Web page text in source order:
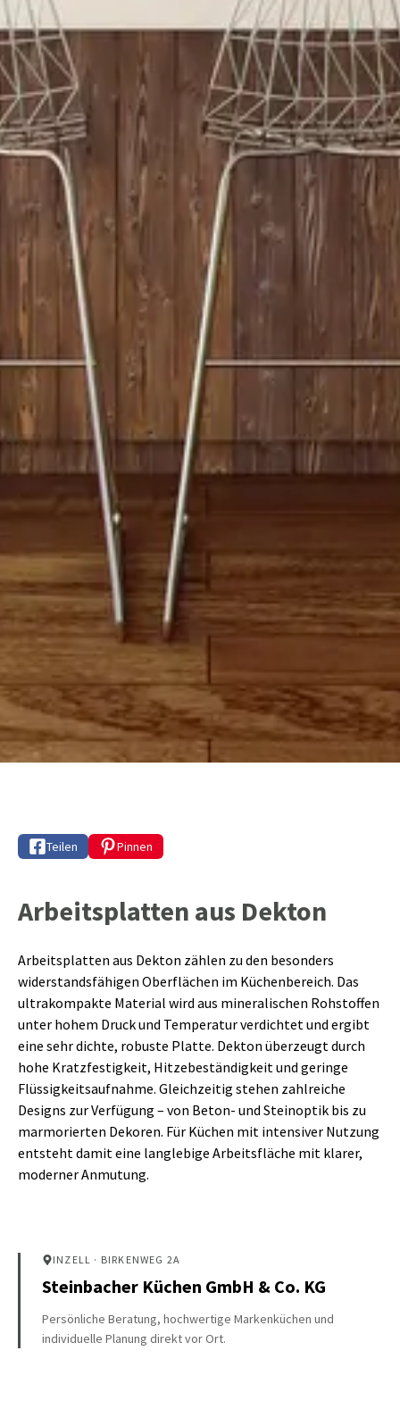
Teilen Pinnen
Arbeitsplatten aus Dekton
Arbeitsplatten aus Dekton zählen zu den besonders
widerstandsfähigen Oberflächen im Küchenbereich. Das
ultrakompakte Material wird aus mineralischen Rohstoffen
unter hohem Druck und Temperatur verdichtet und ergibt
eine sehr dichte, robuste Platte. Dekton überzeugt durch
hohe Kratzfestigkeit, Hitzebeständigkeit und geringe
Flüssigkeitsaufnahme. Gleichzeitig stehen zahlreiche
Designs zur Verfügung – von Beton- und Steinoptik bis zu
marmorierten Dekoren. Für Küchen mit intensiver Nutzung
entsteht damit eine langlebige Arbeitsfläche mit klarer,
moderner Anmutung.
INZELL · BIRKENWEG 2A
Steinbacher Küchen GmbH & Co. KG
Persönliche Beratung, hochwertige Markenküchen und
individuelle Planung direkt vor Ort.